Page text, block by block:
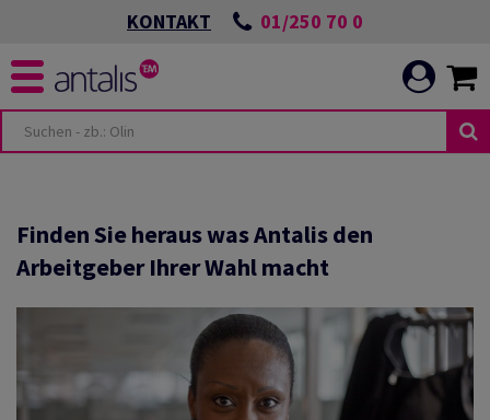
KONTAKT 01/250 70 0
Finden Sie heraus was Antalis den
Arbeitgeber Ihrer Wahl macht